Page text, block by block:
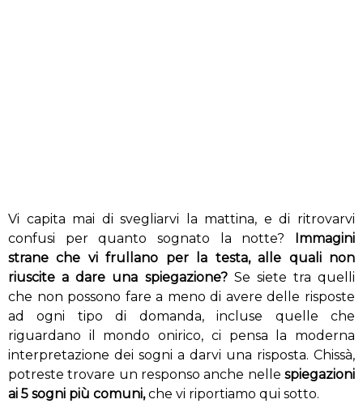
Vi capita mai di svegliarvi la mattina, e di ritrovarvi
confusi per quanto sognato la notte?
Immagini
strane che vi frullano per la testa, alle quali non
riuscite a dare una spiegazione? Se siete tra quelli
che non possono fare a meno di avere delle risposte
ad ogni tipo di domanda, incluse quelle che
riguardano il mondo onirico, ci pensa la moderna
interpretazione dei sogni a darvi una risposta. Chissà,
potreste trovare un responso anche nelle spiegazioni
ai 5 sogni più comuni,che vi riportiamo qui sotto.